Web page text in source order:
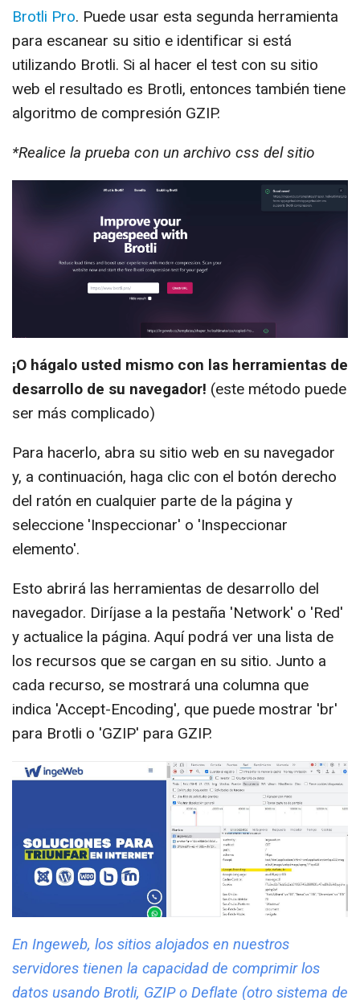
Brotli Pro. Puede usar esta segunda herramienta
para escanear su sitio e identificar si está
utilizando Brotli. Si al hacer el test con su sitio
web el resultado es Brotli, entonces también tiene
algoritmo de compresión GZIP.
*Realice la prueba con un archivo css del sitio
¡O hágalo usted mismo con las herramientas de
desarrollo de su navegador! (este método puede
ser más complicado)
Para hacerlo, abra su sitio web en su navegador
y, a continuación, haga clic con el botón derecho
del ratón en cualquier parte de la página y
seleccione 'Inspeccionar' o 'Inspeccionar
elemento'.
Esto abrirá las herramientas de desarrollo del
navegador. Diríjase a la pestaña 'Network' o 'Red'
y actualice la página. Aquí podrá ver una lista de
los recursos que se cargan en su sitio. Junto a
cada recurso, se mostrará una columna que
indica 'Accept-Encoding', que puede mostrar 'br'
para Brotli o 'GZIP' para GZIP.
En Ingeweb, los sitios alojados en nuestros
servidores tienen la capacidad de comprimir los
datos usando Brotli, GZIP o Deflate (otro sistema de